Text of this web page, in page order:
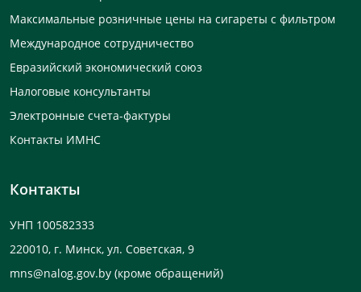
Максимальные розничные цены на сигареты с фильтром
Международное сотрудничество
Евразийский экономический союз
Налоговые консультанты
Электронные счета-фактуры
Контакты ИМНС
Контакты
УНП 100582333
220010, г. Минск, ул. Советская, 9
mns@nalog.gov.by (кроме обращений)